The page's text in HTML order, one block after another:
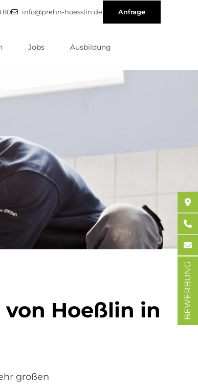
80 info@prehn-hoesslin.de Anfrage
Jobs Ausbildung
Hoeß­lin in
großen
BEWERBUNG